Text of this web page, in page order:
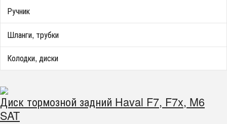
Ручник
Шланги, трубки
Колодки, диски
Диск тормозной задний Haval F7, F7x, M6
SAT